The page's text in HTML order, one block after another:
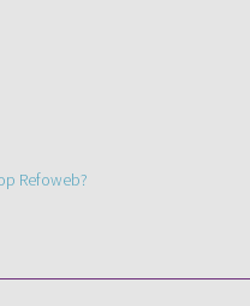
Refoweb?